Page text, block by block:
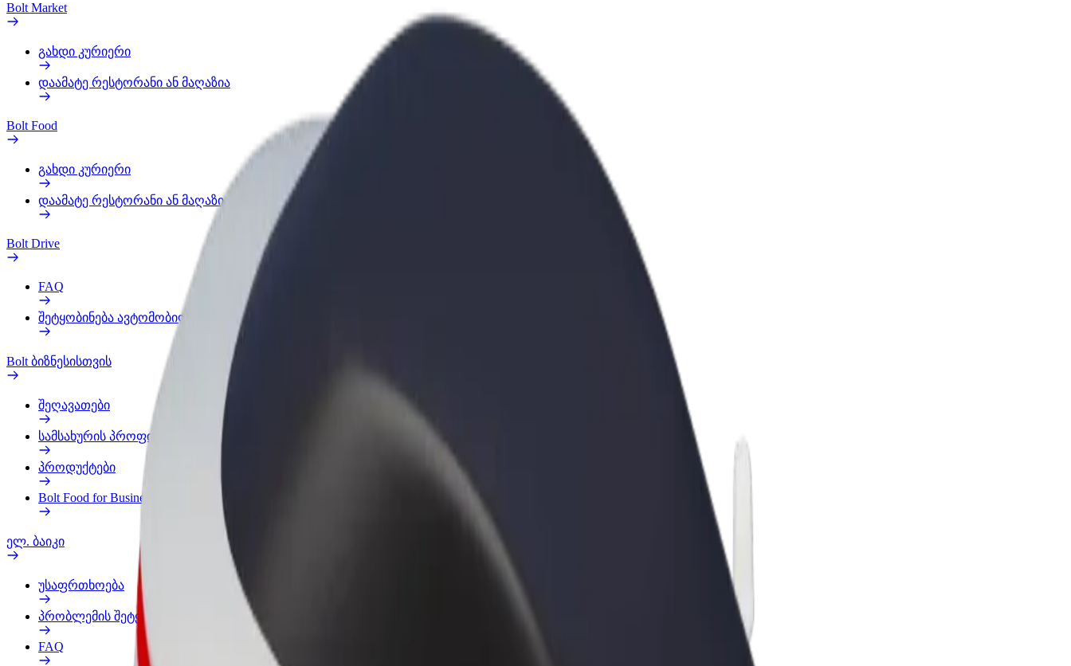
Bolt Market
გახდი კურიერი
დაამატე რესტორანი ან მაღაზია
Bolt Food
გახდი კურიერი
დაამატე რესტორანი ან მაღაზია
Bolt Drive
FAQ
შეტყობინება ავტომობილზე
Bolt ბიზნესისთვის
შეღავათები
სამსახურის პროფილი
პროდუქტები
Bolt Food for Business
ელ. ბაიკი
უსაფრთხოება
პრობლემის შეტყობინება
FAQ